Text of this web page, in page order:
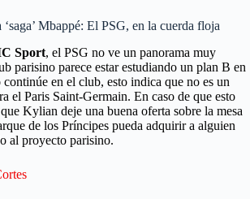
Mbappé: El PSG, en la cuerda floja
Sport, el PSG no ve un panorama muy
parisino parece estar estudiando un plan B en
en el club, esto indica que no es un
el Paris Saint-Germain. En caso de que esto
Kylian deje una buena oferta sobre la mesa
de los Príncipes pueda adquirir a alguien
al proyecto parisino.